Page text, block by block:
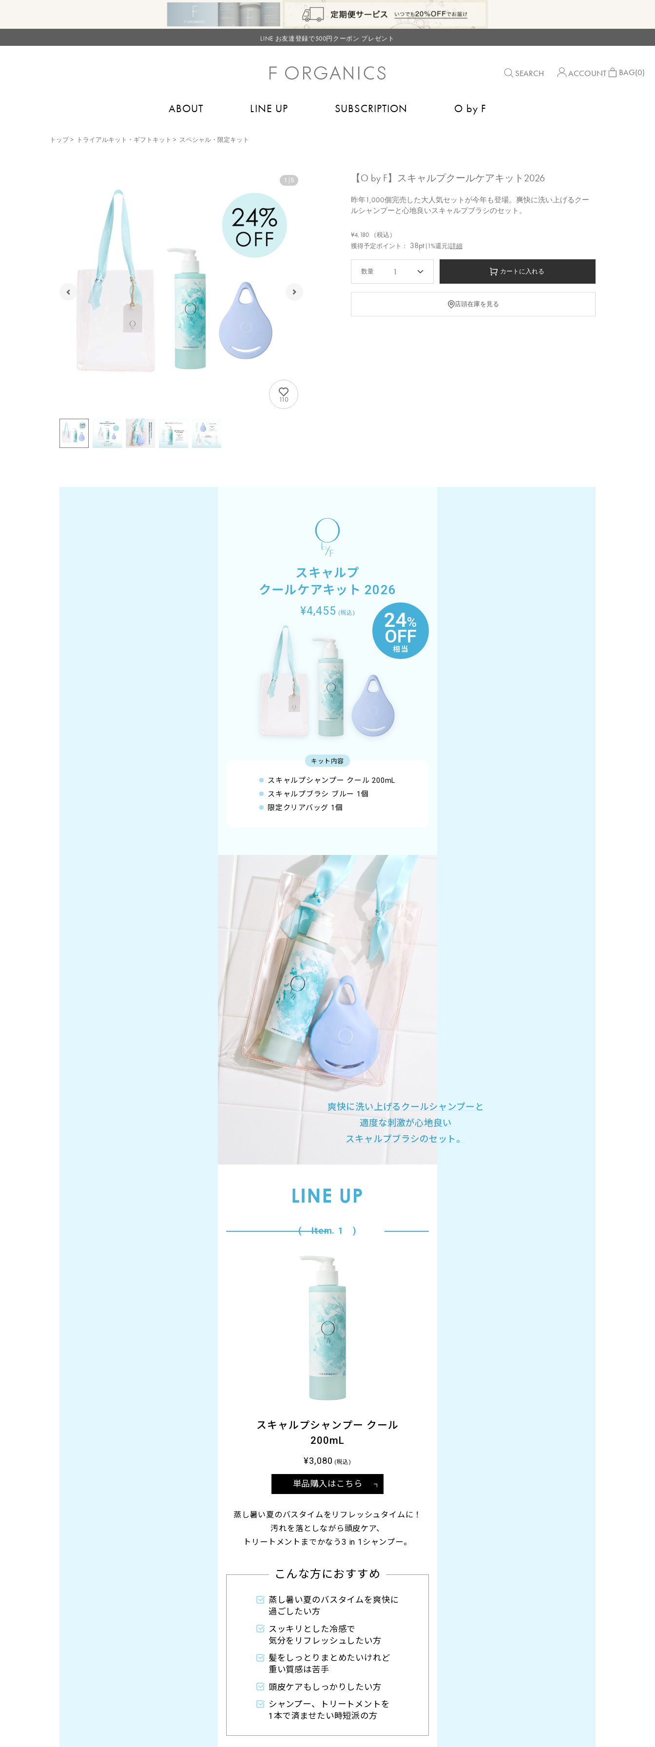
【重要】お盆期間中のお問い合わせと商品配送に関しまして
毎月お得にポイントが貯まる！ “月のポイントアップデー”
LINE お友達登録で500円クーポン プレゼント
【重要】お盆期間中のお問い合わせと商品配送に関しまして
LINE お友達登録で500円クーポン プレゼント
SEARCH ACCOUNT BAG(0)
ABOUT LINE UP SUBSCRIPTION O by F
トップ> トライアルキット・ギフトキット > スペシャル・限定キット
1 5
110
【O by F】スキャルプクールケアキット2026
昨年1,000個完売した大人気セットが今年も登場。爽快に洗い上げるクー
ルシャンプーと心地良いスキャルプブラシのセット。
¥4,180 （税込）
獲得予定ポイント： 38pt (1%還元)詳細
1 カートに入れる
店頭在庫を見る
スキャルプ
クールケアキット 2026
¥4,455 (税込) 24%
OFF
相当
キット内容
スキャルプシャンプー クール 200mL
スキャルプブラシ ブルー 1個
限定クリアバッグ 1個
爽快に洗い上げるクールシャンプーと
適度な刺激が心地良い
スキャルプブラシのセット。
( Item. 1 )
スキャルプシャンプー クール
200mL
¥3,080 (税込)
単品購入はこちら
蒸し暑い夏のバスタイムをリフレッシュタイムに！
汚れを落としながら頭皮ケア、
トリートメントまでかなう3 in 1シャンプー。
こんな方におすすめ
蒸し暑い夏のバスタイムを爽快に
過ごしたい方
スッキリとした冷感で
気分をリフレッシュしたい方
髪をしっとりまとめたいけれど
重い質感は苦手
頭皮ケアもしっかりしたい方
シャンプー、トリートメントを
1本で済ませたい時短派の方